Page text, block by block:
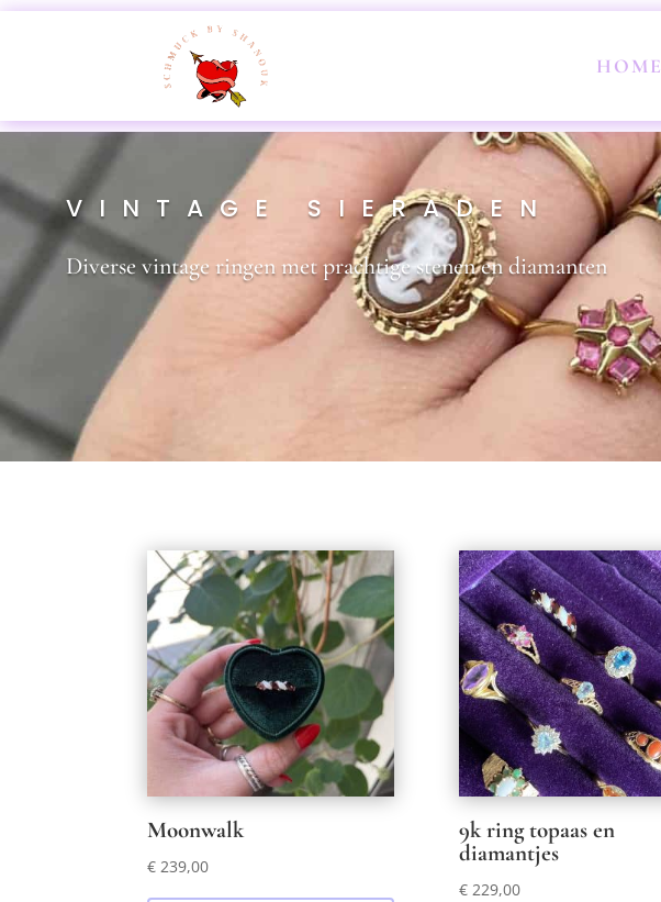
HOME
VINTAGE SIERADEN
Diverse vintage ringen met prachtige stenen en diamanten
Moonwalk
€ 239,00
9k ring topaas en
diamantjes
€229,00